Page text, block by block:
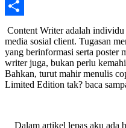
Copy
Link
Share
Content Writer adalah individu yang menulis isi kandungan di
media sosial client. Tugasan
yang berinformasi serta poster
writer juga, bukan perlu
Bahkan, turut mahir menulis
Limited Edition tak? baca
Dalam artikel lepas aku ada